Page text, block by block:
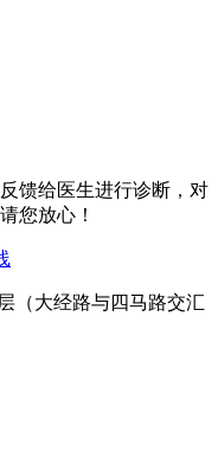
馈给医生进行诊断，对
您放心！
（大经路与四马路交汇